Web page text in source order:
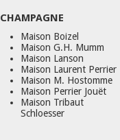
CHAMPAGNE
Maison Boizel
Maison G.H. Mumm
Maison Lanson
Maison Laurent Perrier
Maison M. Hostomme
Maison Perrier Jouët
Maison Tribaut
Schloesser